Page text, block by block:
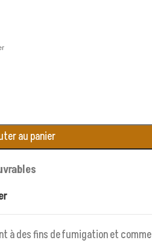
au panier
à des fins de fumigation et comme